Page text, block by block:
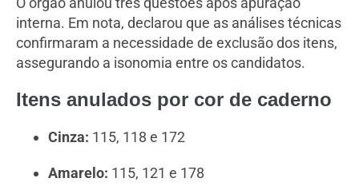
interna. Em nota, declarou que as análises técnicas
confirmaram a necessidade de exclusão dos itens,
assegurando a isonomia entre os candidatos.
Itens anulados por cor de caderno
Cinza: 115, 118 e 172
Amarelo: 115, 121 e 178